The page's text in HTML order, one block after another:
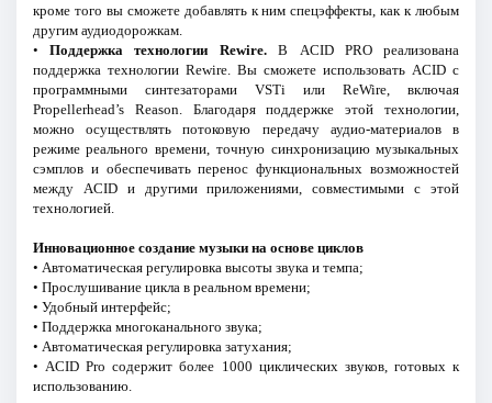
кроме того вы сможете добавлять к ним спецэффекты, как к любым
другим аудиодорожкам.
•Поддержка технологии Rewire.В ACID PRO реализована
поддержка технологии Rewire. Вы сможете использовать ACID с
программными синтезаторами VSTi или ReWire, включая
Propellerhead’s Reason. Благодаря поддержке этой технологии,
можно осуществлять потоковую передачу аудио-материалов в
режиме реального времени, точную синхронизацию музыкальных
сэмплов и обеспечивать перенос функциональных возможностей
между ACID и другими приложениями, совместимыми с этой
технологией.
Инновационное создание музыки на основе циклов
• Автоматическая регулировка высоты звука и темпа;
• Прослушивание цикла в реальном времени;
• Удобный интерфейс;
• Поддержка многоканального звука;
• Автоматическая регулировка затухания;
• ACID Pro содержит более 1000 циклических звуков, готовых к
использованию.